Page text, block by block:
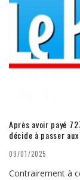
Après avoir payé
décide à passer
09/01/2025
Contrairement à